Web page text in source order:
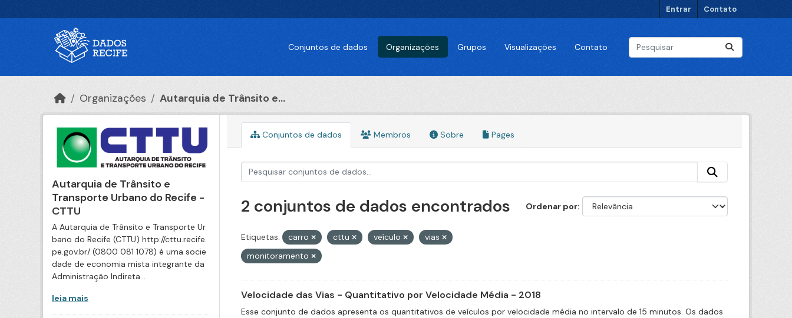
Entrar Contato
Conjuntos de dados Organizações Grupos Visualizações Contato
Organizações Autarquia de Trânsito e...
Autarquia de Trânsito e
Transporte Urbano do Recife -
CTTU
A Autarquia de Trânsito e Transporte Ur
bano do Recife (CTTU) http://cttu.recife.
pe.gov.br/ (0800 081 1078) é uma socie
dade de economia mista integrante da
Administração Indireta...
leia mais
Conjuntos de dados Membros Sobre Pages
Ordenar por
2 conjuntos de dados encontrados
Etiquetas: carro cttu veículo
vias
monitoramento
Velocidade das Vias - Quantitativo por Velocidade Média - 2018
Esse conjunto de dados apresenta os quantitativos de veículos por velocidade média no intervalo de 15 minutos. Os dados